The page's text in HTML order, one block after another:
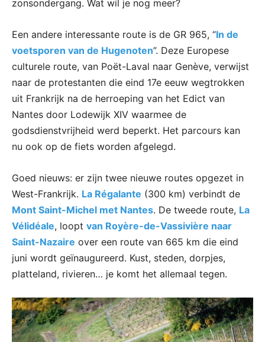
zonsondergang. Wat wil je nog meer?
Een andere interessante route is de GR 965, “In de
voetsporen van de Hugenoten”. Deze Europese
culturele route, van Poët-Laval naar Genève, verwijst
naar de protestanten die eind 17e eeuw wegtrokken
uit Frankrijk na de herroeping van het Edict van
Nantes door Lodewijk XIV waarmee de
godsdienstvrijheid werd beperkt. Het parcours kan
nu ook op de fiets worden afgelegd.
Goed nieuws: er zijn twee nieuwe routes opgezet in
West-Frankrijk. La Régalante (300 km) verbindt de
Mont Saint-Michel met Nantes. De tweede route, La
Vélidéale, loopt van Royère-de-Vassivière naar
Saint-Nazaire over een route van 665 km die eind
juni wordt geïnaugureerd. Kust, steden, dorpjes,
platteland, rivieren… je komt het allemaal tegen.